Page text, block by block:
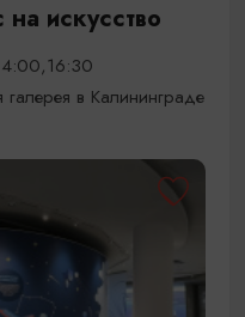
искусство
галерея в Калининграде